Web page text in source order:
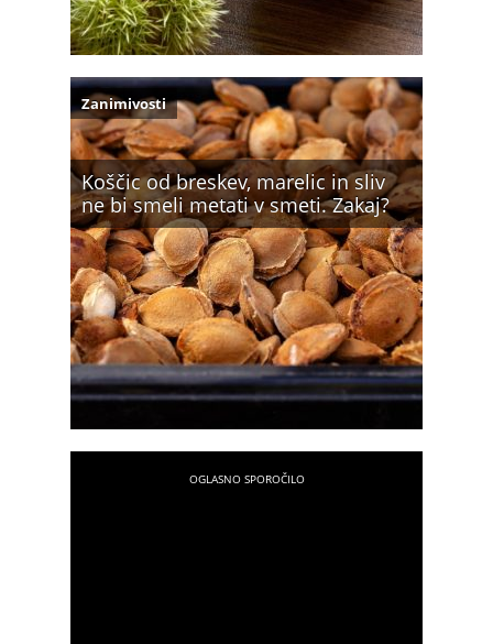
Koščic od breskev, marelic in sliv
ne bi smeli metati v smeti. Zakaj?
Zanimivosti